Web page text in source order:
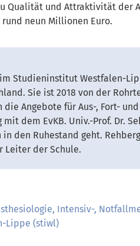
Qualität und Attraktivität der
neun Millionen Euro.
Studieninstitut Westfalen-
Sie ist 2018 von der
Angebote für Aus-, Fort-
dem EvKB. Univ.-Prof. Dr.
den Ruhestand geht.
Leiter der Schule.
Intensiv-,
Lippe (stiwl)